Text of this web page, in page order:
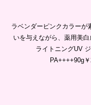
ラベンダーピンクカラーが
いを与えながら、薬用美
ライトニングUV
PA++++90g